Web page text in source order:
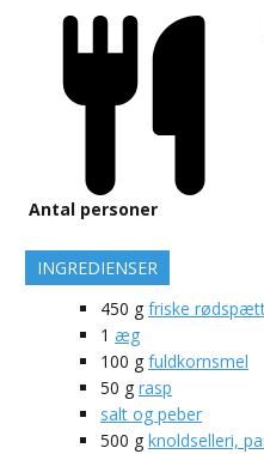
Antal personer
INGREDIENSER
450 g friske
1 æg
100 g fuldkornsmel
50 g rasp
salt og peber
500 g knoldselleri,